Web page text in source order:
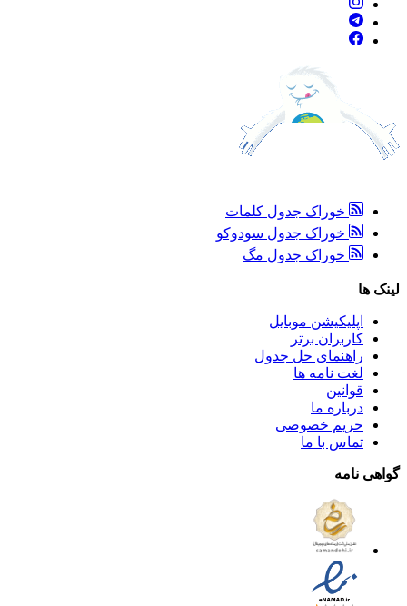
خوراک جدول کلمات
خوراک جدول سودوکو
خوراک جدول مگ
لینک ها
اپلیکیشن موبایل
کاربران برتر
راهنمای حل جدول
لغت نامه ها
قوانین
درباره ما
حریم خصوصی
تماس با ما
گواهی نامه